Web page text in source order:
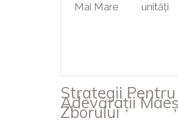
Mai Mare
unități
Strategii Pentru
Adevărații
Zborului